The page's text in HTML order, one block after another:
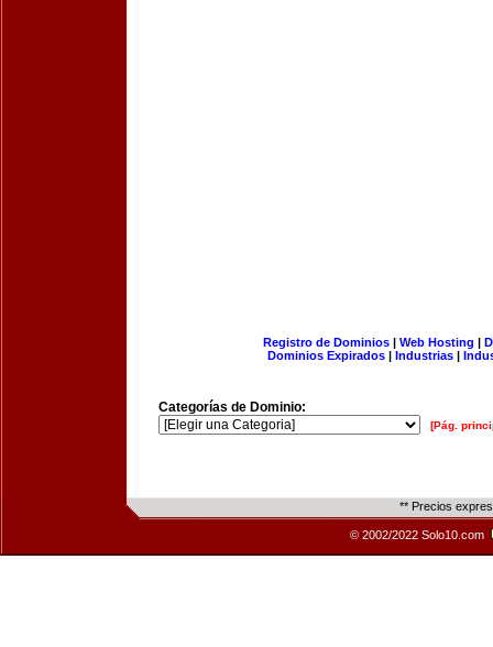
Registro de Dominios| Web Hosting |
Dominios Expirados | Industrias |
Categorías de Dominio:
[Pág.
** Precios
© 2002/2022 Solo10.com